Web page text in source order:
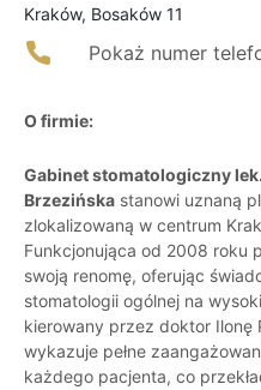
Kraków, Bosaków 11
Pokaż numer
O firmie:
Gabinet stomatologiczny
Brzezińska stanowi uznaną
zlokalizowaną w centrum
Funkcjonująca od 2008 roku
swoją renomę, oferując
stomatologii ogólnej na
kierowany przez doktor Ilonę
wykazuje pełne
każdego pacjenta, co